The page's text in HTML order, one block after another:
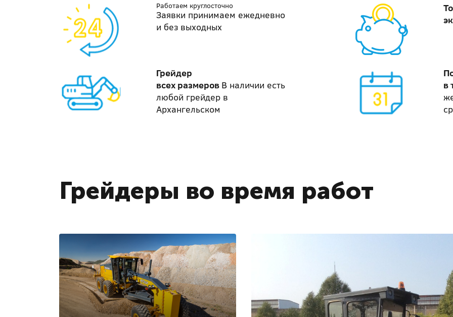
Работаем круглосточно
Заявки принимаем ежедневно
и без выходных
Грейдер
всех размеров В наличии есть
любой грейдер в
Архангельском
в
Грейдеры во время работ